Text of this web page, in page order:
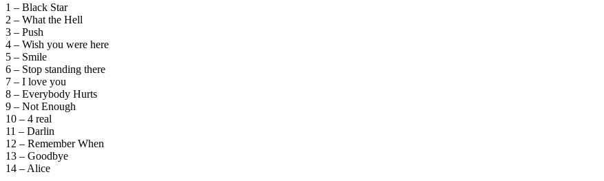
1 – Black Star
2 – What the Hell
3 – Push
4 – Wish you were here
5 – Smile
6 – Stop standing there
7 – I love you
8 – Everybody Hurts
9 – Not Enough
10 – 4 real
11 – Darlin
12 – Remember When
13 – Goodbye
14 – Alice